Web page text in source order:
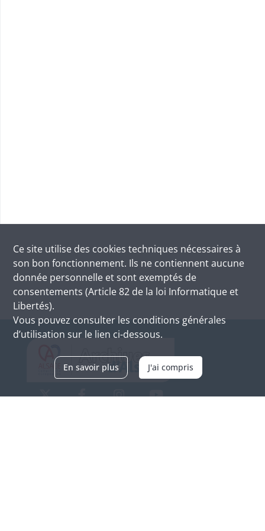
Ce site utilise des cookies techniques nécessaires à
son bon fonctionnement. Ils ne contiennent aucune
donnée personnelle et sont exemptés de
consentements (Article 82 de la loi Informatique et
Libertés).
Vous pouvez consulter les conditions générales
d’utilisation sur le lien ci-dessous.
En savoir plus J'ai compris